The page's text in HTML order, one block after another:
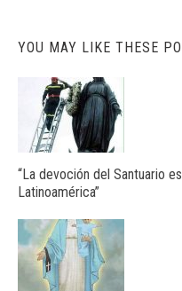
YOU MAY LIKE THESE
“La devoción del Santuario
Latinoamérica”